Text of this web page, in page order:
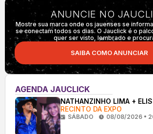
ANUNCIE NO
Mostre sua marca onde os jauenses se
se conectam todos os dias. O Jauclick é o
quer ser visto, lembrado e
SAIBA COMO ANUNCIAR
AGENDA JAUCLICK
NATHANZINHO LIMA +
RECINTO DA EXPO
SÁBADO 08/08/2026 •